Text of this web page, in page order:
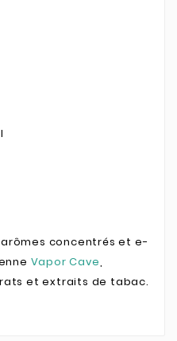
concentrés et e-
Vapor Cave,
et extraits de tabac.